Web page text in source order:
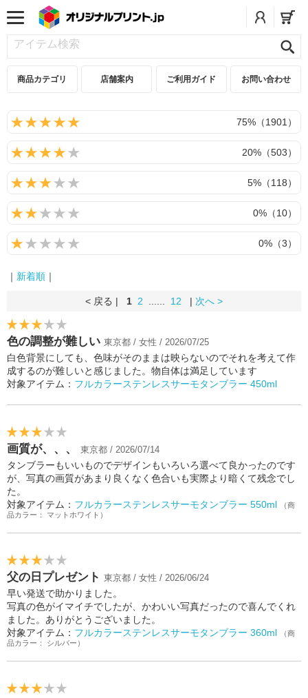
商品カテゴリ 店舗案内 ご利用ガイド お問い合わせ
75%（1901）
20%（503）
5%（118）
0%（10）
0%（3）
｜ 新着順 ｜
< 戻る | 1 2 12 | 次へ >
色の調整が難しい 東京都 / 女性 / 2026/07/25
白色背景にしても、色味がそのままは映らないのでそれを考えて作
成するのが難しいと感じました。物自体は満足しています
対象アイテム： フルカラーステンレスサーモタンブラー 450ml
画質が、、、 東京都 / 2026/07/14
タンブラーもいいものでデザインもいろいろ選べて良かったのです
が、写真の画質があまり良くなく色合いも実際より暗くて残念でし
た。
対象アイテム： フルカラーステンレスサーモタンブラー 550ml
（商
品カラー： マットホワイト）
父の日プレゼント 東京都 / 女性 / 2026/06/24
早い発送で助かりました。
写真の色がイマイチでしたが、かわいい写真だったので喜んでくれ
ました。ありがとうございました。
対象アイテム： フルカラーステンレスサーモタンブラー 360ml
（商
品カラー： シルバー）